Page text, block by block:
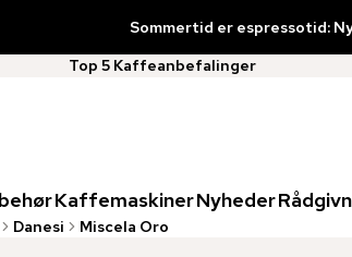
Sommertid er espressotid:
Top 5 Kaffeanbefalinger
KaffemaskinerNyheder
Danesi
Miscela Oro